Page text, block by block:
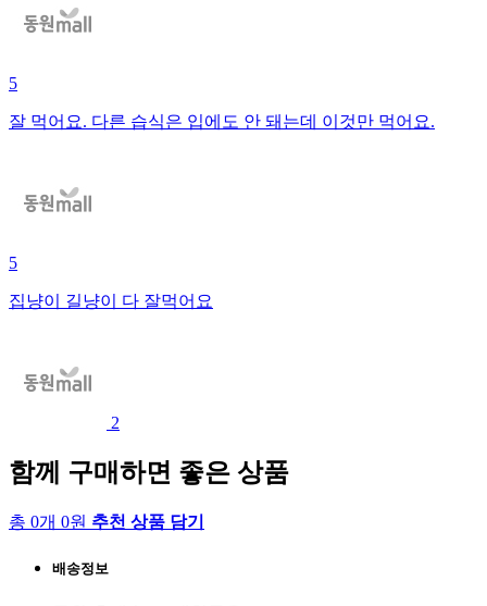
5
잘 먹어요. 다른 습식은 입에도 안 돼는데 이것만 먹어요.
5
집냥이 길냥이 다 잘먹어요
2
함께 구매하면 좋은 상품
총 0개 0원 추천 상품 담기
배송정보